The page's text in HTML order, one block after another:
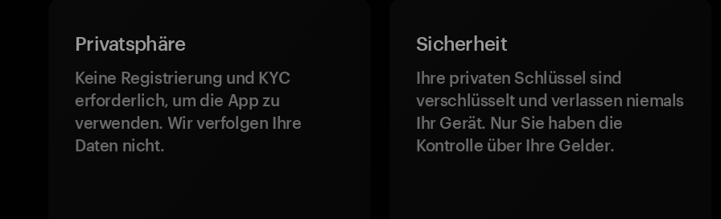
Privatsphäre
Keine Registrierung und KYC
erforderlich, um die App zu
verwenden. Wir verfolgen Ihre
Daten nicht.
Sicherheit
Ihre privaten Schlüssel sind
verschlüsselt und verlassen niemals
Ihr Gerät. Nur Sie haben die
Kontrolle über Ihre Gelder.